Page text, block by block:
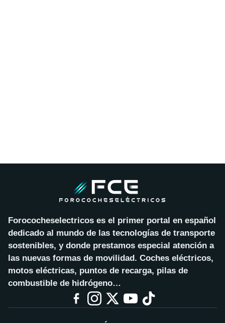
Forococheselectricos es el primer portal en español
dedicado al mundo de las tecnologías de transporte
sostenibles, y donde prestamos especial atención a
las nuevas formas de movilidad. Coches eléctricos,
motos eléctricas, puntos de recarga, pilas de
combustible de hidrógeno…